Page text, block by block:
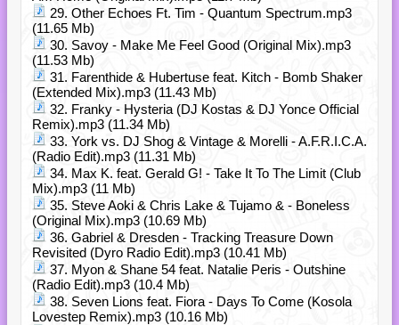
29. Other Echoes Ft. Tim - Quantum Spectrum.mp3
(11.65 Mb)
30. Savoy - Make Me Feel Good (Original Mix).mp3
(11.53 Mb)
31. Farenthide & Hubertuse feat. Kitch - Bomb Shaker
(Extended Mix).mp3 (11.43 Mb)
32. Franky - Hysteria (DJ Kostas & DJ Yonce Official
Remix).mp3 (11.34 Mb)
33. York vs. DJ Shog & Vintage & Morelli - A.F.R.I.C.A.
(Radio Edit).mp3 (11.31 Mb)
34. Max K. feat. Gerald G! - Take It To The Limit (Club
Mix).mp3 (11 Mb)
35. Steve Aoki & Chris Lake & Tujamo & - Boneless
(Original Mix).mp3 (10.69 Mb)
36. Gabriel & Dresden - Tracking Treasure Down
Revisited (Dyro Radio Edit).mp3 (10.41 Mb)
37. Myon & Shane 54 feat. Natalie Peris - Outshine
(Radio Edit).mp3 (10.4 Mb)
38. Seven Lions feat. Fiora - Days To Come (Kosola
Lovestep Remix).mp3 (10.16 Mb)